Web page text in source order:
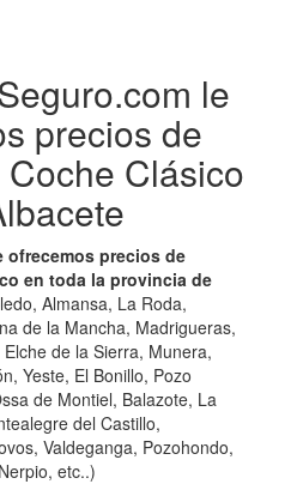
le
precios de
Clásico
ofrecemos precios de
en toda la provincia de
Almansa, La Roda,
de la Mancha, Madrigueras,
de la Sierra, Munera,
Yeste, El Bonillo, Pozo
de Montiel, Balazote, La
del Castillo,
Valdeganga, Pozohondo,
etc..)